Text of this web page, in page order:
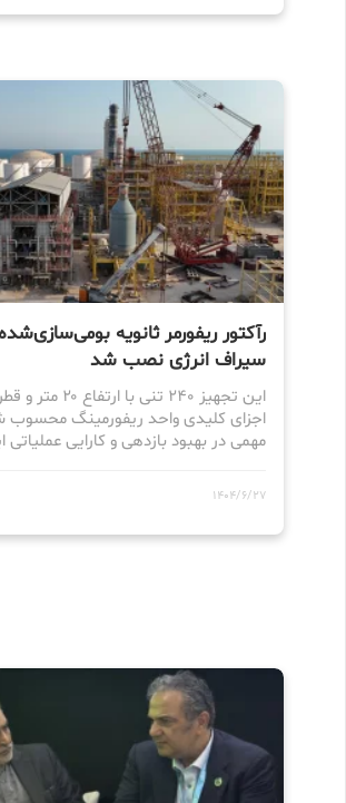
رآکتور ریفورمر ثانویه
سیراف انرژی نصب شد
اجزای کلیدی واحد ریفورمینگ
مهمی در بهبود بازدهی و کارایی عملیاتی
1404/6/27